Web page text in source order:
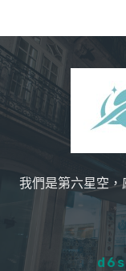
我們是第六星空